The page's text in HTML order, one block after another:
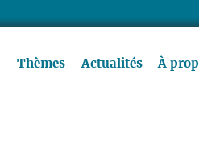
Thèmes Actualités À